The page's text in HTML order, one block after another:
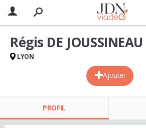
Ajouter
Régis DE JOUSSINEAU
LYON
PROFIL